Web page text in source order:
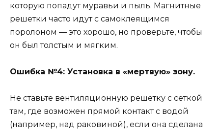
которую попадут муравьи и пыль. Магнитные
решетки часто идут с самоклеящимся
поролоном — это хорошо, но проверьте, чтобы
он был толстым и мягким.
Ошибка №4: Установка в «мертвую» зону.
Не ставьте вентиляционную решетку с сеткой
там, где возможен прямой контакт с водой
(например, над раковиной), если она сделана